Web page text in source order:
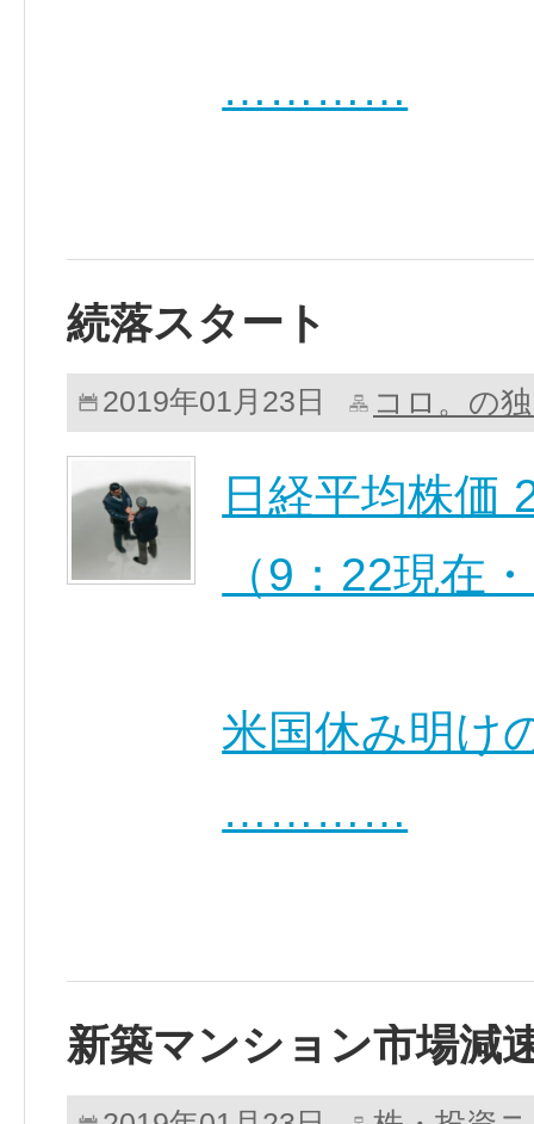
…………
続落スタート
2019年01月23日 コロ。の
日経平均株価
（9：22現在
米国休み明け
…………
新築マンション市場減